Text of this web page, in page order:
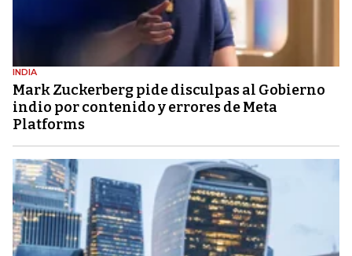
INDIA
Mark Zuckerberg pide disculpas al Gobierno
indio por contenido y errores de Meta
Platforms